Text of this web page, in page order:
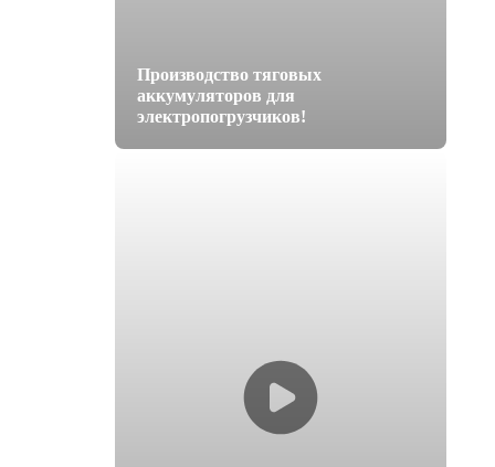
Производство тяговых
аккумуляторов для
электропогрузчиков!